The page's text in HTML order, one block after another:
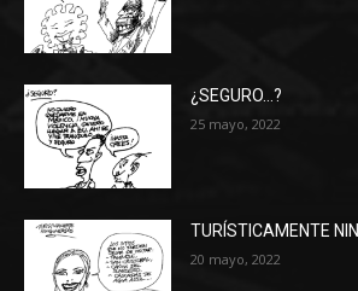
¿SEGURO…?
25 mayo, 2022
TURÍSTICAMENTE
20 mayo, 2022